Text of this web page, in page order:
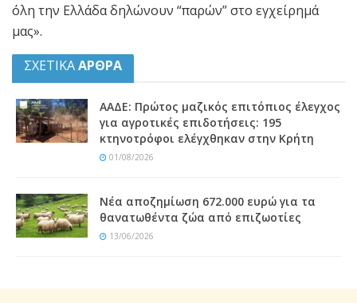
όλη την Ελλάδα δηλώνουν “παρών” στο εγχείρημά
μας».
ΣΧΕΤΙΚΑΑΡΘΡΑ
ΑΑΔΕ: Πρώτος μαζικός επιτόπιος έλεγχος
για αγροτικές επιδοτήσεις: 195
κτηνοτρόφοι ελέγχθηκαν στην Κρήτη
01/08/2026
Νέα αποζημίωση 672.000 ευρώ για τα
θανατωθέντα ζώα από επιζωοτίες
13/06/2026